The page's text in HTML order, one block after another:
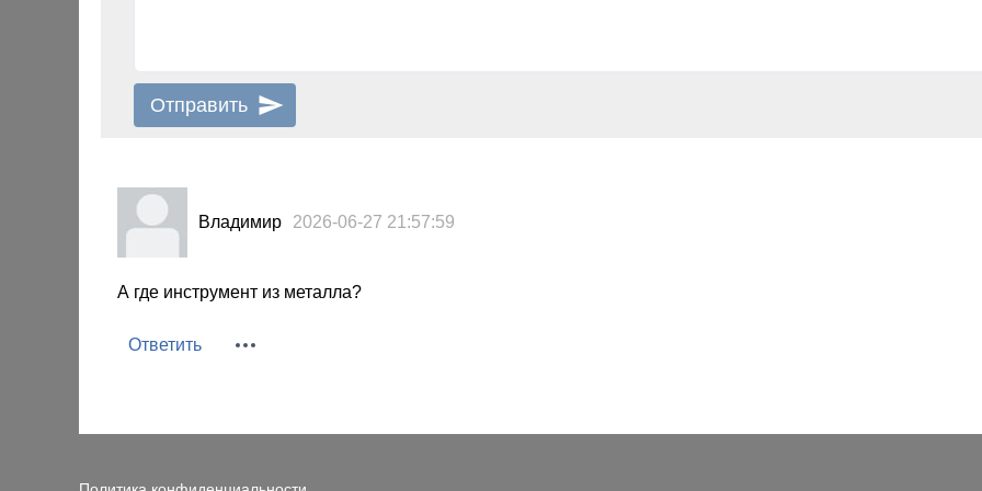
Владимир 2026-06-27 21:57:59
А где инструмент из металла?
Ответить